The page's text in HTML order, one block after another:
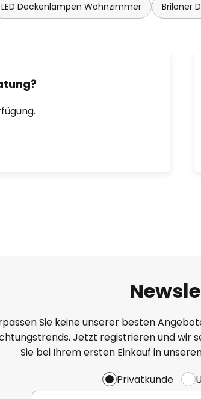
durch Schutzart IP44
LED Deckenlampen Wohnzimmer Briloner
Sie keine unserer besten
Jetzt registrieren und wir
Sie bei Ihrem ersten Einkauf in
Privatkunde